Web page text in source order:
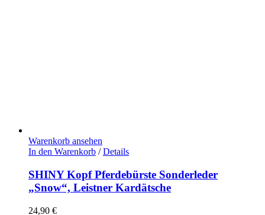
Warenkorb ansehen
In den Warenkorb / Details
SHINY Kopf Pferdebürste Sonderleder
„Snow“, Leistner Kardätsche
24,90 €